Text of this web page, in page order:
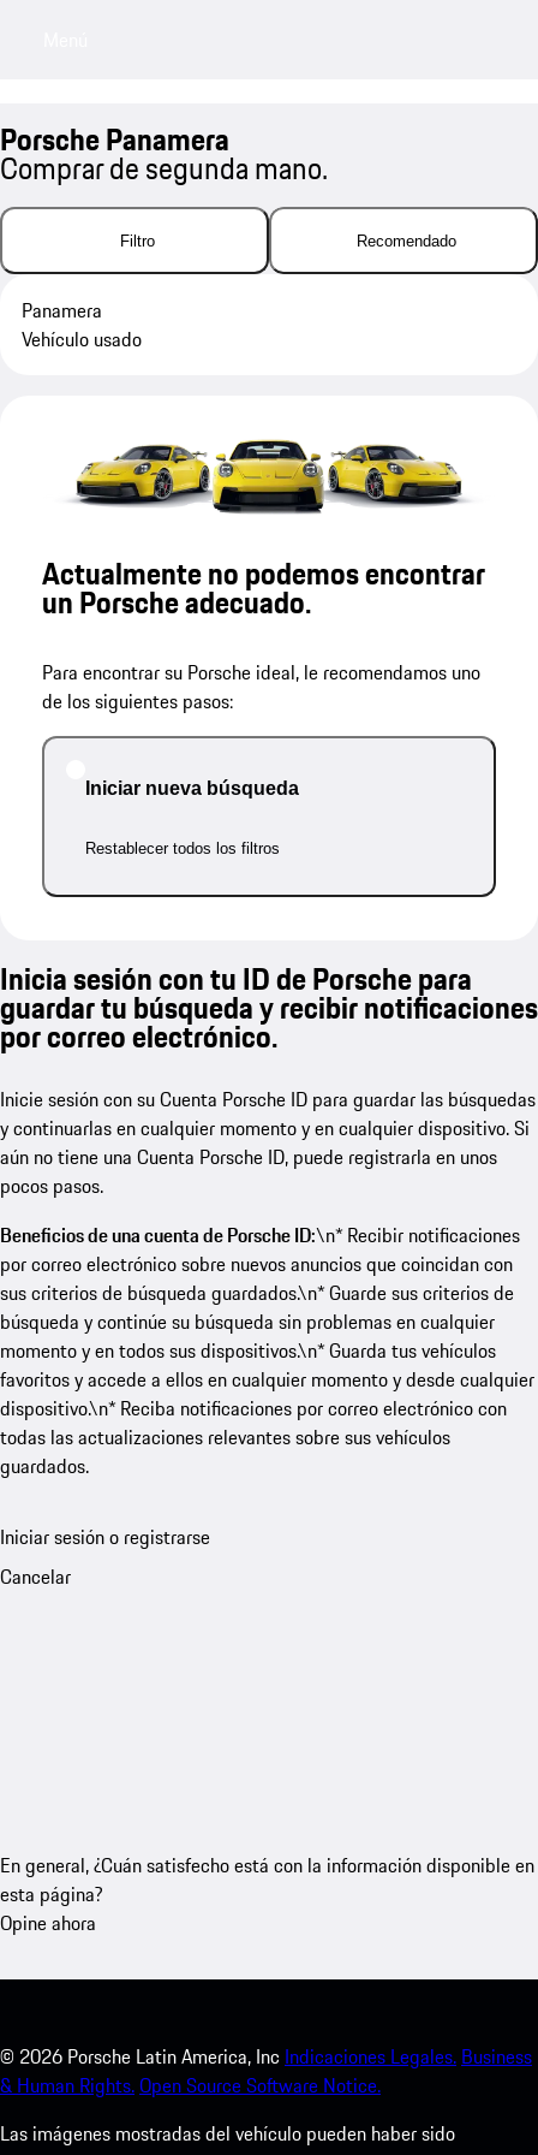
Porsche Panamera
Comprar de segunda mano.
Filtro Recomendado
Panamera
Vehículo usado
Actualmente no podemos encontrar
un Porsche adecuado.
Para encontrar su Porsche ideal, le recomendamos uno
de los siguientes pasos:
Iniciar nueva búsqueda
Restablecer todos los filtros
Inicia sesión con tu ID de Porsche para
guardar tu búsqueda y recibir notificaciones
por correo electrónico.
Inicie sesión con su Cuenta Porsche ID para guardar las búsquedas
y continuarlas en cualquier momento y en cualquier dispositivo. Si
aún no tiene una Cuenta Porsche ID, puede registrarla en unos
pocos pasos.
Beneficios de una cuenta de Porsche ID:\n* Recibir notificaciones
por correo electrónico sobre nuevos anuncios que coincidan con
sus criterios de búsqueda guardados.\n* Guarde sus criterios de
búsqueda y continúe su búsqueda sin problemas en cualquier
momento y en todos sus dispositivos.\n* Guarda tus vehículos
favoritos y accede a ellos en cualquier momento y desde cualquier
dispositivo.\n* Reciba notificaciones por correo electrónico con
todas las actualizaciones relevantes sobre sus vehículos
guardados.
Iniciar sesión o registrarse
Cancelar
En general, ¿Cuán satisfecho está con la información disponible en
esta página?
Opine ahora
© 2026 Porsche Latin America, Inc Indicaciones Legales. Business
& Human Rights.Open Source Software Notice.
Las imágenes mostradas del vehículo pueden haber sido